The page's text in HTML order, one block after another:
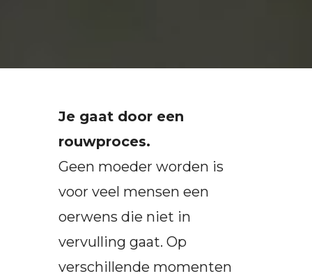
Je gaat door een
rouwproces.
Geen moeder worden is
voor veel mensen een
oerwens die niet in
vervulling gaat. Op
verschillende momenten